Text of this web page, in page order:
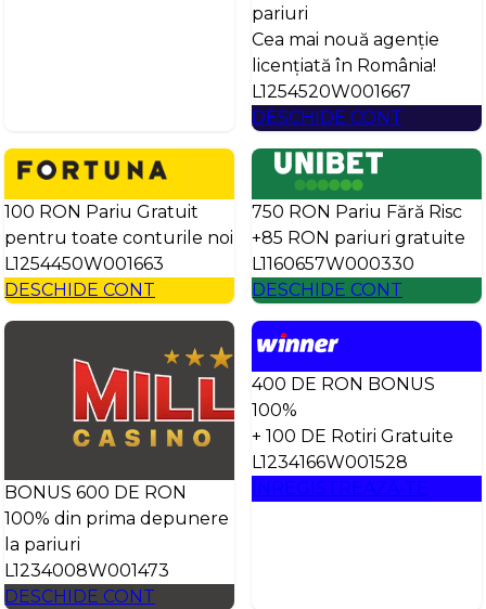
pariuri
Cea mai nouă agenție
licențiată în România!
L1254520W001667
DESCHIDE CONT
100 RON Pariu Gratuit
pentru toate conturile noi
L1254450W001663
DESCHIDE CONT
750 RON Pariu Fără Risc
+85 RON pariuri gratuite
L1160657W000330
DESCHIDE CONT
BONUS 600 DE RON
100% din prima depunere
la pariuri
L1234008W001473
DESCHIDE CONT
400 DE RON BONUS
100%
+ 100 DE Rotiri Gratuite
L1234166W001528
ÎNREGISTREAZĂ-TE